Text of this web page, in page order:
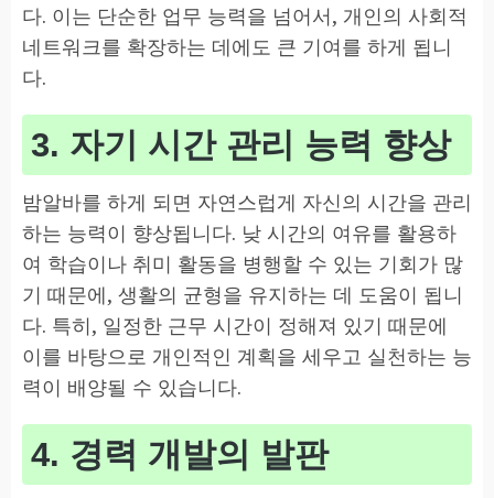
다. 이는 단순한 업무 능력을 넘어서, 개인의 사회적
네트워크를 확장하는 데에도 큰 기여를 하게 됩니
다.
3. 자기 시간 관리 능력 향상
밤알바를 하게 되면 자연스럽게 자신의 시간을 관리
하는 능력이 향상됩니다. 낮 시간의 여유를 활용하
여 학습이나 취미 활동을 병행할 수 있는 기회가 많
기 때문에, 생활의 균형을 유지하는 데 도움이 됩니
다. 특히, 일정한 근무 시간이 정해져 있기 때문에
이를 바탕으로 개인적인 계획을 세우고 실천하는 능
력이 배양될 수 있습니다.
4. 경력 개발의 발판